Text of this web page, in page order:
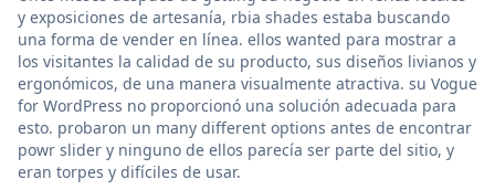
y exposiciones de artesanía, rbia shades estaba buscando
una forma de vender en línea. ellos wanted para mostrar a
los visitantes la calidad de su producto, sus diseños livianos y
ergonómicos, de una manera visualmente atractiva. su Vogue
for WordPress no proporcionó una solución adecuada para
esto. probaron un many different options antes de encontrar
powr slider y ninguno de ellos parecía ser parte del sitio, y
eran torpes y difíciles de usar.